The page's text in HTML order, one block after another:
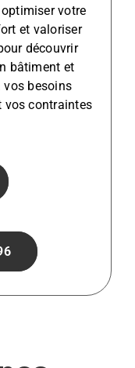
votre
et valoriser
découvrir
bâtiment et
vos besoins
vos contraintes